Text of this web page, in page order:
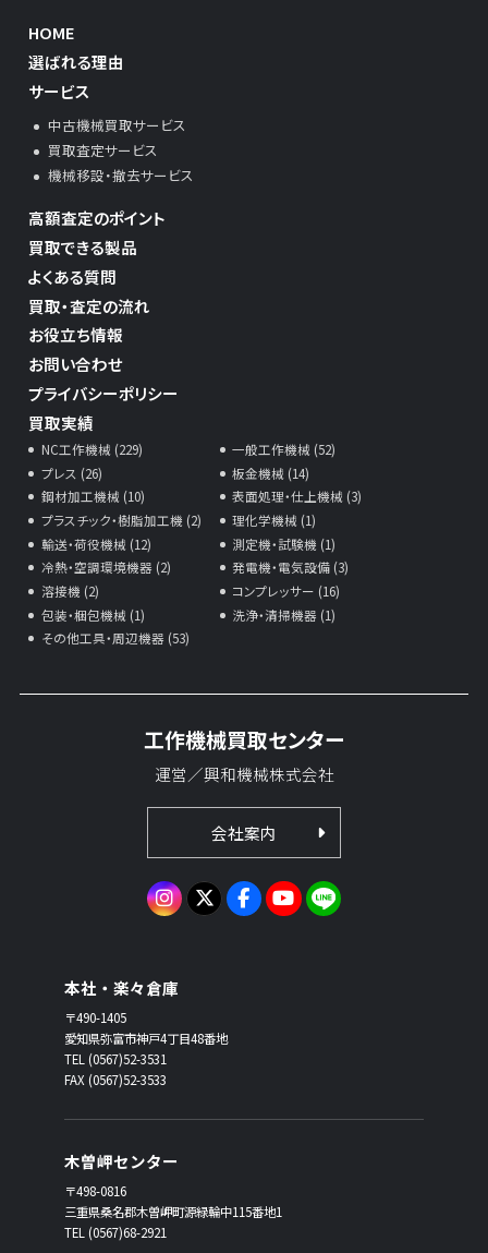
HOME
選ばれる理由
サービス
中古機械買取サービス
買取査定サービス
機械移設・撤去サービス
高額査定のポイント
買取できる製品
よくある質問
買取・査定の流れ
お役立ち情報
お問い合わせ
プライバシーポリシー
買取実績
NC工作機械 (229)
一般工作機械 (52)
プレス (26)
板金機械 (14)
鋼材加工機械 (10)
表面処理・仕上機械 (3)
プラスチック・樹脂加工機 (2)
理化学機械 (1)
輸送・荷役機械 (12)
測定機・試験機 (1)
冷熱・空調環境機器 (2)
発電機・電気設備 (3)
溶接機 (2)
コンプレッサー (16)
包装・梱包機械 (1)
洗浄・清掃機器 (1)
その他工具・周辺機器 (53)
工作機械買取センター
運営／興和機械株式会社
会社案内
本社・楽々倉庫
〒490-1405
愛知県弥富市神戸4丁目48番地
TEL (0567)52-3531
FAX (0567)52-3533
木曽岬センター
〒498-0816
三重県桑名郡木曽岬町源緑輪中115番地1
TEL (0567)68-2921